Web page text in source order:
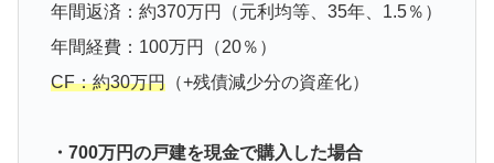
年間返済：約370万円（元利均等、35年、1.5％）
年間経費：100万円（20％）
CF：約30万円（+残債減少分の資産化）
・700万円の戸建を現金で購入した場合